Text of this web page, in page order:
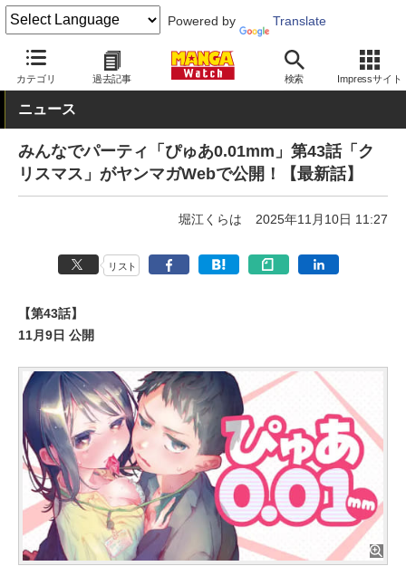
Powered by Translate
カテゴリ 過去記事 検索 Impressサイト
MANGA Watch Web/アプリ ヤンマガWeb
ニュース
みんなでパーティ「ぴゅあ0.01mm」第43話「ク
リスマス」がヤンマガWebで公開！【最新話】
堀江くらは 2025年11月10日 11:27
リスト
【第43話】
11月9日 公開